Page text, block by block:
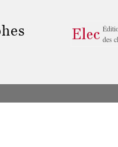
des